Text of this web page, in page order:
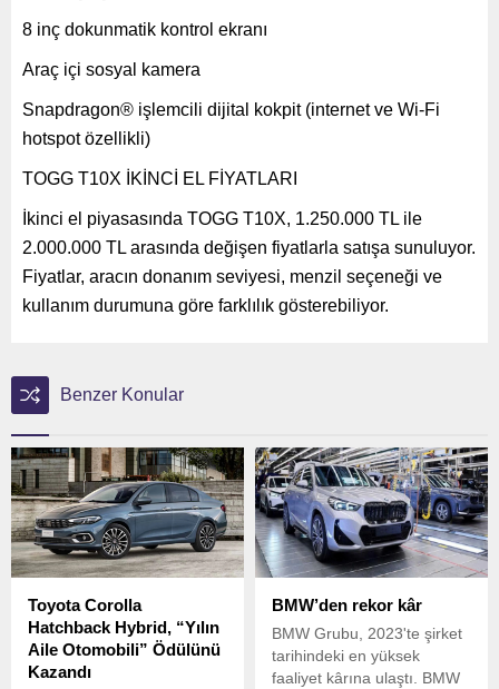
8 inç dokunmatik kontrol ekranı
Araç içi sosyal kamera
Snapdragon® işlemcili dijital kokpit (internet ve Wi-Fi
hotspot özellikli)
TOGG T10X İKİNCİ EL FİYATLARI
İkinci el piyasasında TOGG T10X, 1.250.000 TL ile
2.000.000 TL arasında değişen fiyatlarla satışa sunuluyor.
Fiyatlar, aracın donanım seviyesi, menzil seçeneği ve
kullanım durumuna göre farklılık gösterebiliyor.
Benzer Konular
Toyota Corolla
Hatchback Hybrid, “Yılın
Aile Otomobili” Ödülünü
Kazandı
BMW’den rekor kâr
BMW Grubu, 2023'te şirket
tarihindeki en yüksek
faaliyet kârına ulaştı. BMW